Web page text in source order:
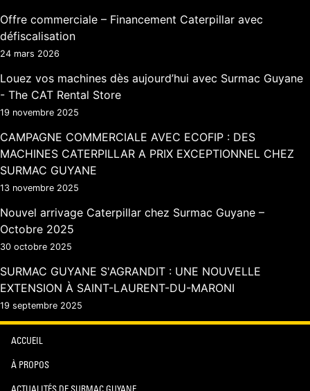
Offre commerciale – Financement Caterpillar avec
défiscalisation
24 mars 2026
Louez vos machines dès aujourd’hui avec Surmac Guyane
- The CAT Rental Store
19 novembre 2025
CAMPAGNE COMMERCIALE AVEC ECOFIP : DES
MACHINES CATERPILLAR A PRIX EXCEPTIONNEL CHEZ
SURMAC GUYANE
13 novembre 2025
Nouvel arrivage Caterpillar chez Surmac Guyane –
Octobre 2025
30 octobre 2025
SURMAC GUYANE S'AGRANDIT : UNE NOUVELLE
EXTENSION À SAINT-LAURENT-DU-MARONI
19 septembre 2025
ACCUEIL
À PROPOS